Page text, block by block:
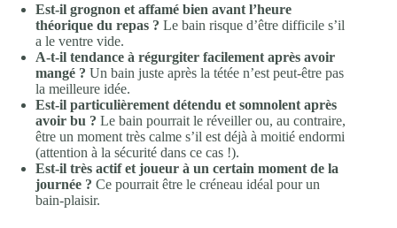
Est-il grognon et affamé bien avant l’heure
théorique du repas ? Le bain risque d’être difficile s’il
a le ventre vide.
A-t-il tendance à régurgiter facilement après avoir
mangé ? Un bain juste après la tétée n’est peut-être pas
la meilleure idée.
Est-il particulièrement détendu et somnolent après
avoir bu ? Le bain pourrait le réveiller ou, au contraire,
être un moment très calme s’il est déjà à moitié endormi
(attention à la sécurité dans ce cas !).
Est-il très actif et joueur à un certain moment de la
journée ? Ce pourrait être le créneau idéal pour un
bain-plaisir.